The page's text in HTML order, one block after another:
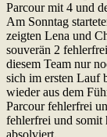
Parcour mit 4 und
Am Sonntag
zeigten Lena und
souverän 2
diesem Team nur
sich im ersten Lauf
wieder aus dem
Parcour fehlerfrei
fehlerfrei und somit
absolviert.